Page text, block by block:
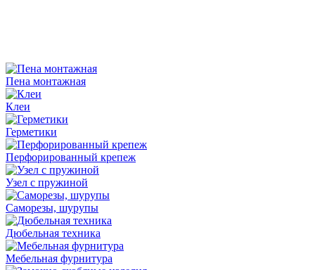
Пена монтажная
Клеи
Герметики
Перфорированный крепеж
Узел с пружиной
Саморезы, шурупы
Дюбельная техника
Мебельная фурнитура